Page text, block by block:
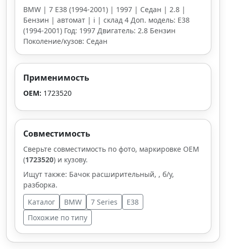
BMW | 7 E38 (1994-2001) | 1997 | Седан | 2.8 |
Бензин | автомат | i | склад 4 Доп. модель: E38
(1994-2001) Год: 1997 Двигатель: 2.8 Бензин
Поколение/кузов: Седан
Применимость
OEM: 1723520
Совместимость
Сверьте совместимость по фото, маркировке OEM
(1723520) и кузову.
Ищут также: Бачок расширительный, , б/у,
разборка.
Каталог
BMW 7 Series
E38
Похожие по типу